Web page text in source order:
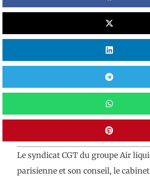
Le syndicat CGT du groupe Air
parisienne et son conseil, le